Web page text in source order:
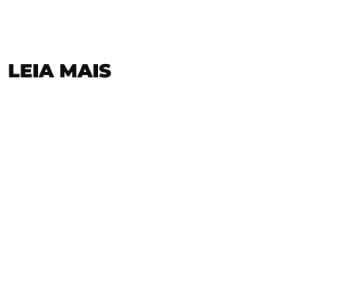
LEIA MAIS